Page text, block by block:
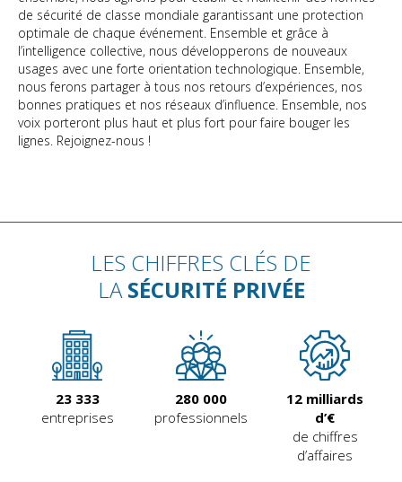
de sécurité de classe mondiale garantissant une protection
optimale de chaque événement. Ensemble et grâce à
l’intelligence collective, nous développerons de nouveaux
usages avec une forte orientation technologique. Ensemble,
nous ferons partager à tous nos retours d’expériences, nos
bonnes pratiques et nos réseaux d’influence. Ensemble, nos
voix porteront plus haut et plus fort pour faire bouger les
lignes. Rejoignez-nous !
LES CHIFFRES CLÉS DE
LASÉCURITÉ PRIVÉE
25 000
entreprises
300 000
professionnels
12 milliards
d’€
de chiffres
d’affaires